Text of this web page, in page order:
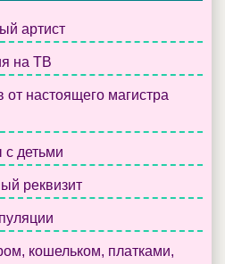
артист
на ТВ
настоящего магистра
детьми
реквизит
кошельком, платками,